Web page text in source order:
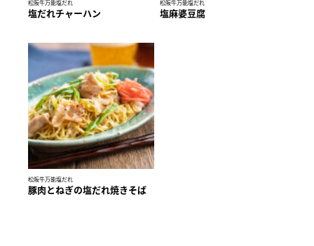
松阪牛万能塩だれ
塩だれチャーハン
松阪牛万能塩だれ
塩麻婆豆腐
松阪牛万能塩だれ
豚肉とねぎの塩だれ焼きそば